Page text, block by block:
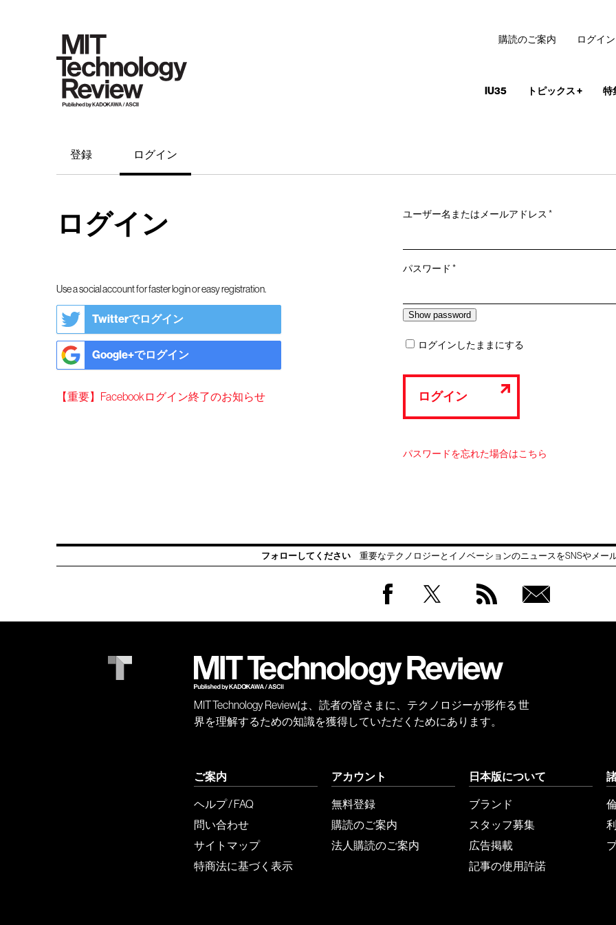
IU35 トピックス+ 特
購読のご案内 ログイン
登録 ログイン
ログイン
Use a social account for faster login or easy registration.
Twitterでログイン
Google+でログイン
【重要】Facebookログイン終了のお知らせ
ユーザー名またはメールアドレス*必
パスワード*必
ログインしたままにする
ログイン
パスワードを忘れた場合はこちら
フォローしてください 重要なテクノロジーとイノベーションのニュースをSNSやメー
会員
MIT Technology Reviewは、読者の皆さまに、テクノロジーが形作る 世
界を理解するための知識を獲得していただくためにあります。
ご案内
ヘルプ / FAQ
問い合わせ
サイトマップ
特商法に基づく表示
アカウント
無料登録
購読のご案内
法人購読のご案内
日本版について
ブランド
スタッフ募集
広告掲載
記事の使用許諾